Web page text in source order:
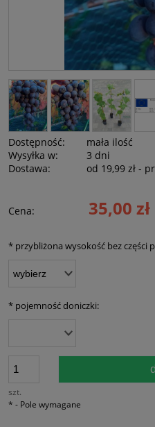
Dostępność:
mała ilość
Wysyłka w:
3 dni
Dostawa:
od 19,99 zł -
Cena nie zawiera
Cena: 35,00 zł
* przybliżona wysokość bez części
* pojemność doniczki:
szt.
* - Pole wymagane